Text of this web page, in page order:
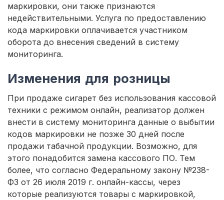
маркировки, они также признаются
недействительными. Услуга по предоставлению
кода маркировки оплачивается участником
оборота до внесения сведений в систему
мониторинга.
Изменения для розницы
При продаже сигарет без использования кассовой
техники с режимом онлайн, реализатор должен
внести в систему мониторинга данные о выбытии
кодов маркировки не позже 30 дней после
продажи табачной продукции. Возможно, для
этого понадобится замена кассового ПО. Тем
более, что согласно Федеральному закону №238-
ФЗ от 26 июля 2019 г. онлайн-кассы, через
которые реализуются товары с маркировкой,